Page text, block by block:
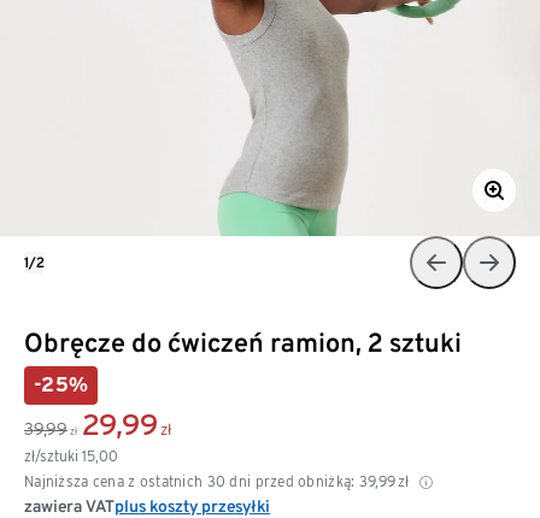
Obręcze do ćwiczeń ramion, 2 sztuki
-25%
39,99 zł 29,99 zł
zł/sztuki 15,00
Najniższa cena z ostatnich 30 dni przed obniżką: 39,99 zł
zawiera VATplus koszty przesyłki
1/2